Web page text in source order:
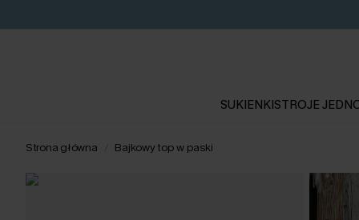
SUKIENKISTROJE
Strona główna Bajkowy top w paski